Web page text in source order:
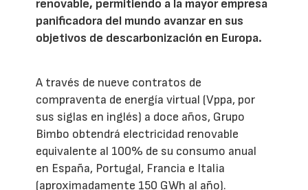
renovable, permitiendo a la mayor empresa
panificadora del mundo avanzar en sus
objetivos de descarbonización en Europa.
A través de nueve contratos de
compraventa de energía virtual (Vppa, por
sus siglas en inglés) a doce años, Grupo
Bimbo obtendrá electricidad renovable
equivalente al 100% de su consumo anual
en España, Portugal, Francia e Italia
(aproximadamente 150 GWh al año).